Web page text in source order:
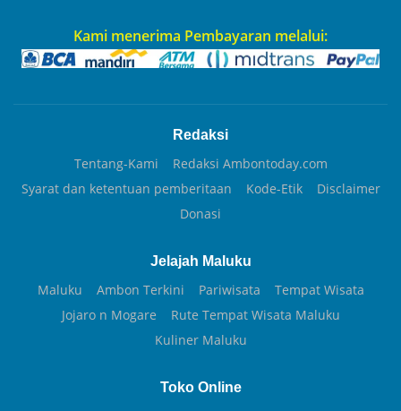
Kami menerima Pembayaran melalui:
Redaksi
Tentang-Kami
Redaksi Ambontoday.com
Syarat dan ketentuan pemberitaan
Kode-Etik
Disclaimer
Donasi
Jelajah Maluku
Maluku Ambon Terkini Pariwisata
Tempat Wisata
Jojaro n Mogare
Rute Tempat Wisata Maluku
Kuliner Maluku
Toko Online